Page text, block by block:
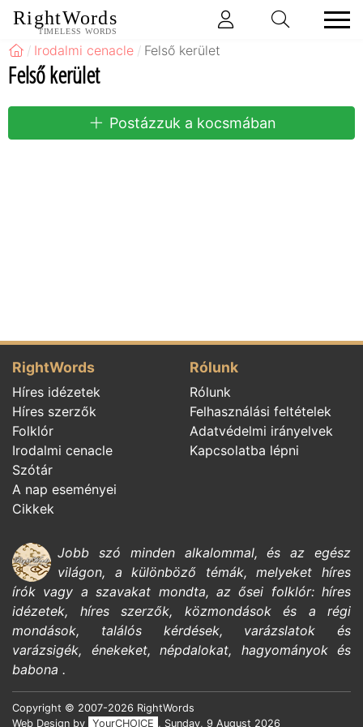
RightWords
TIMELESS WORDS
Irodalmi cenacle Felső kerület
Felső kerület
Postázzuk a kocsmában
RightWords
Híres idézetek
Híres szerzők
Folklór
Irodalmi cenacle
Szótár
A nap eseményei
Cikkek
Rólunk
Rólunk
Felhasználási feltételek
Adatvédelmi irányelvek
Kapcsolatba lépni
Jobb szó minden alkalommal, és az egész
világon, a különböző témák, melyeket híres
írók vagy a szavakat mondta, az ősei folklór: híres
idézetek,
híres szerzők,
közmondások és a régi
mondások,
találós kérdések,
varázslatok és
varázsigék,
énekeket, népdalokat,
hagyományok és
babona .
Copyright © 2007-2026 RightWords
Web Design by
YourCHOICE , Sunday, 9 August 2026